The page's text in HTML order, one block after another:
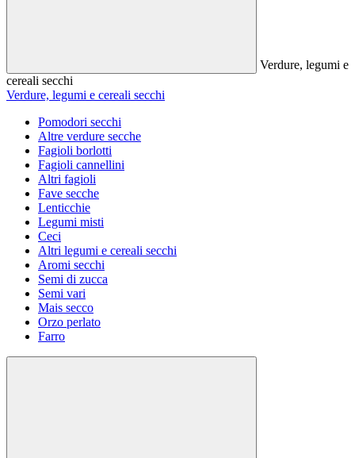
Verdure, legumi e
cereali secchi
Verdure, legumi e cereali secchi
Pomodori secchi
Altre verdure secche
Fagioli borlotti
Fagioli cannellini
Altri fagioli
Fave secche
Lenticchie
Legumi misti
Ceci
Altri legumi e cereali secchi
Aromi secchi
Semi di zucca
Semi vari
Mais secco
Orzo perlato
Farro